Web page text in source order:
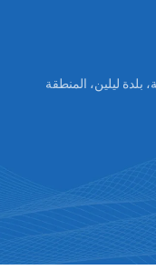
بلدة ليلين، المنطقة